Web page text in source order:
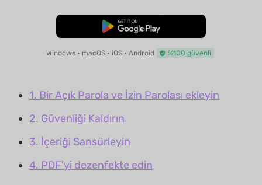
Ücretsiz İndirme
Windows • macOS • iOS • Android %100 güvenli
1. Bir Açık Parola ve İzin Parolası ekleyin
2. Güvenliği Kaldırın
3. İçeriği Sansürleyin
4. PDF'yi dezenfekte edin